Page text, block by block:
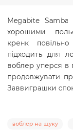
Megabite
хорошими
кренк
підходить для
воблер уперся в
продовжувати
Заввиграшки
воблер на щуку